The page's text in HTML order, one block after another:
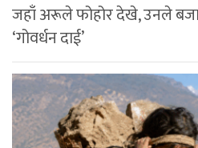
जहाँ अरूले फोहोर देखे, उनले
‘गोवर्धन दाई’